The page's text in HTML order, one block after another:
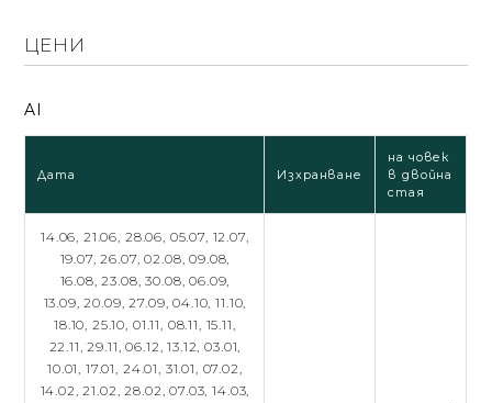
ЦЕНИ
AI
Дата Изхранване
на човек
в двойна
стая
14.06, 21.06, 28.06, 05.07, 12.07,
19.07,26.07,02.08,09.08,
16.08,23.08,30.08,06.09,
13.09,20.09,27.09,04.10,11.10,
18.10, 25.10, 01.11, 08.11, 15.11,
22.11,29.11,06.12,13.12,03.01,
10.01, 17.01, 24.01, 31.01, 07.02,
14.02,21.02,28.02,07.03,14.03,